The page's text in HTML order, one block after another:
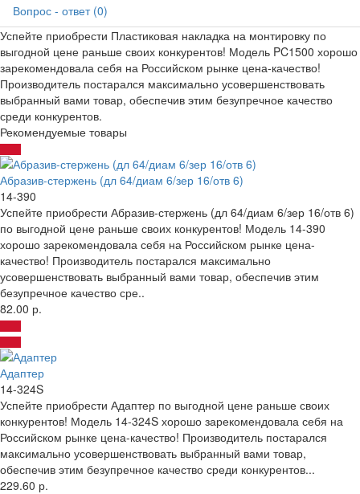
Вопрос - ответ (0)
Успейте приобрести Пластиковая накладка на монтировку по
выгодной цене раньше своих конкурентов! Модель PC1500 хорошо
зарекомендовала себя на Российском рынке цена-качество!
Производитель постарался максимально усовершенствовать
выбранный вами товар, обеспечив этим безупречное качество
среди конкурентов.
Рекомендуемые товары
Абразив-стержень (дл 64/диам 6/зер 16/отв 6)
14-390
Успейте приобрести Абразив-стержень (дл 64/диам 6/зер 16/отв 6)
по выгодной цене раньше своих конкурентов! Модель 14-390
хорошо зарекомендовала себя на Российском рынке цена-
качество! Производитель постарался максимально
усовершенствовать выбранный вами товар, обеспечив этим
безупречное качество сре..
82.00 р.
Адаптер
14-324S
Успейте приобрести Адаптер по выгодной цене раньше своих
конкурентов! Модель 14-324S хорошо зарекомендовала себя на
Российском рынке цена-качество! Производитель постарался
максимально усовершенствовать выбранный вами товар,
обеспечив этим безупречное качество среди конкурентов...
229.60 р.